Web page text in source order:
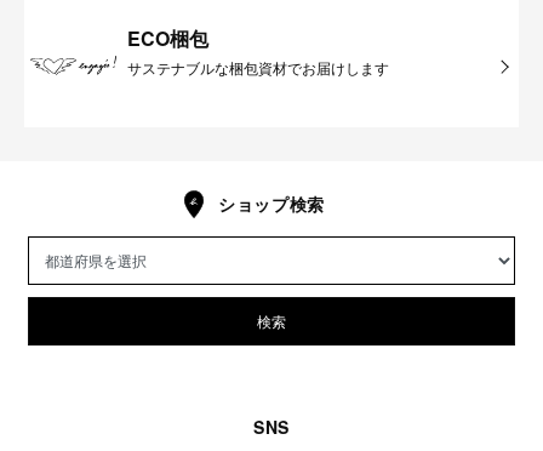
ECO梱包
サステナブルな梱包資材でお届けします
ショップ検索
検索
SNS